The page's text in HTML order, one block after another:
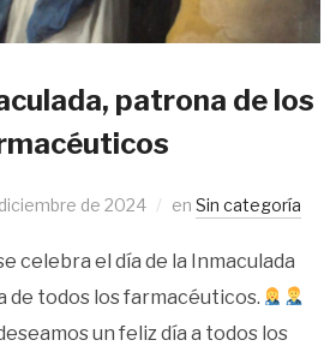
patrona de los
de 2024 en Sin categoría
celebra el día de la Inmaculada
de todos los farmacéuticos.
un feliz día a todos los